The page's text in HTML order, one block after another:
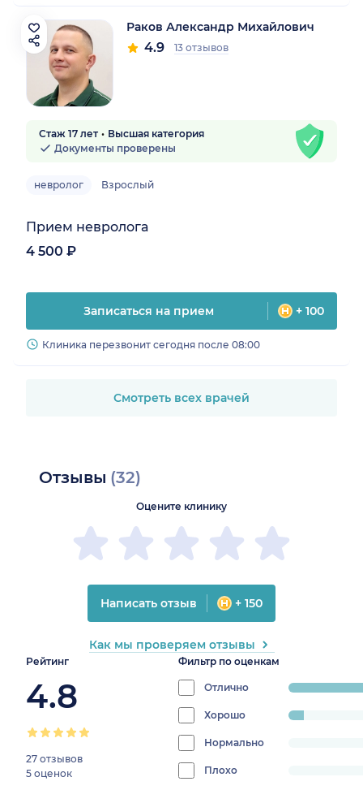
Раков Александр Михайлович
4.9 13 отзывов
Стаж 17 лет
Высшая категория
Документы проверены
невролог Взрослый
Прием невролога
4 500 ₽
Записаться на прием + 100
Клиника перезвонит сегодня после 08:00
Смотреть всех врачей
Отзывы (32)
Рейтинг
4.8
27 отзывов
5 оценок
Фильтр по оценкам
Отлично
progress:
87.5%
Хорошо
6.25%
Нормально
0%
Плохо
progress:
Оцените клинику
Написать отзыв + 150
Как мы проверяем отзывы